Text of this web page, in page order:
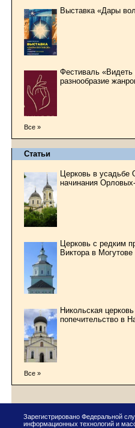
Выставка «Дары
Фестиваль
разнообразие
Все »
Статьи
Церковь в усадьбе
начинания
Церковь с редким
Виктора в Могутове
Никольская
попечительство в
Все »
Зарегистрировано Федеральной
информационных технологий и